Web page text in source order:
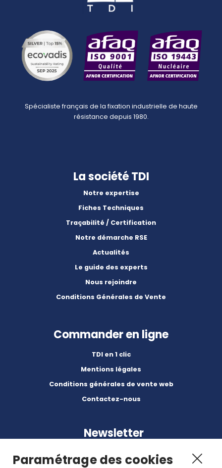
Spécialiste français de la fixation industrielle de haute
résistance depuis 1980.
La société TDI
Notre expertise
Fiches Techniques
Traçabilité / Certification
Notre démarche RSE
Actualités
Le guide des experts
Nous rejoindre
Conditions Générales de Vente
Commander en ligne
TDI en 1 clic
Mentions légales
Conditions générales de vente web
Contactez-nous
Newsletter
Paramétrage des cookies